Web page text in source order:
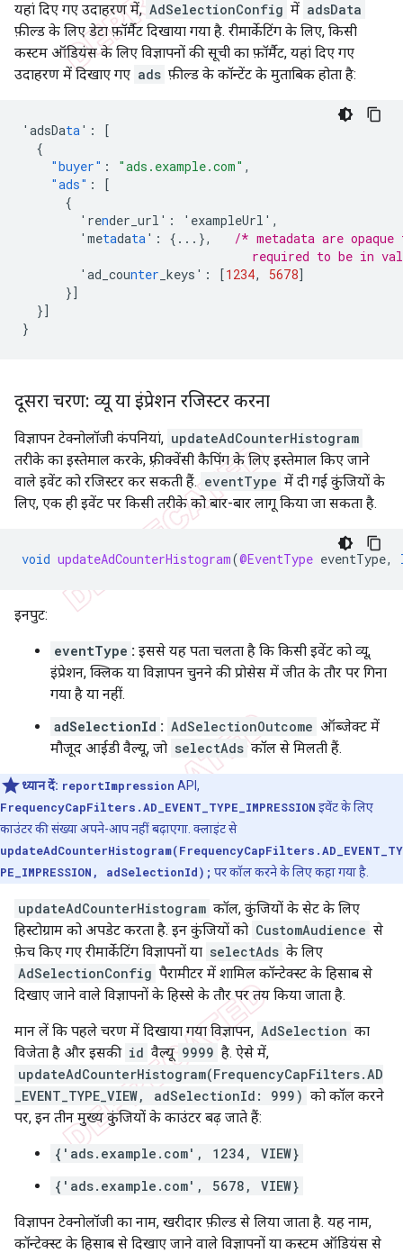
यहां दिए गए उदाहरण में, AdSelectionConfig में adsData
फ़ील्ड के लिए डेटा फ़ॉर्मैट दिखाया गया है. रीमार्केटिंग के लिए, किसी
कस्टम ऑडियंस के लिए विज्ञापनों की सूची का फ़ॉर्मैट, यहां दिए गए
उदाहरण में दिखाए गए ads फ़ील्ड के कॉन्टेंट के मुताबिक होता है:
'adsData ' :
[
{
"buyer" : "ads.example.com" ,
"ads" :
[
{
'render_url' : 'exampleUrl' ,
'metadata ' : { ... },
/* metadata are
required to be in
'ad_counter _keys' : [1234, 5678]
}]
}]
}
दूसरा चरण: व्यू या इंप्रेशन रजिस्टर करना
विज्ञापन टेक्नोलॉजी कंपनियां, updateAdCounterHistogram
तरीके का इस्तेमाल करके, फ़्रीक्वेंसी कैपिंग के लिए इस्तेमाल किए जाने
वाले इवेंट को रजिस्टर कर सकती हैं. eventType में दी गई कुंजियों के
लिए, एक ही इवेंट पर किसी तरीके को बार-बार लागू किया जा सकता है.
void updateAdCounterHistogram(@EventType eventType,
इनपुट:
eventType : इससे यह पता चलता है कि किसी इवेंट को व्यू,
इंप्रेशन, क्लिक या विज्ञापन चुनने की प्रोसेस में जीत के तौर पर गिना
गया है या नहीं.
adSelectionId : AdSelectionOutcome ऑब्जेक्ट में
मौजूद आईडी वैल्यू, जो selectAds कॉल से मिलती हैं.
ध्यान दें: reportImpression API,
FrequencyCapFilters.AD_EVENT_TYPE_IMPRESSION इवेंट के लिए
काउंटर की संख्या अपने-आप नहीं बढ़ाएगा. क्लाइंट से
updateAdCounterHistogram(FrequencyCapFilters.AD_EVENT_TY
PE_IMPRESSION, adSelectionId); पर कॉल करने के लिए कहा गया है.
updateAdCounterHistogram कॉल, कुंजियों के सेट के लिए
हिस्टोग्राम को अपडेट करता है. इन कुंजियों को CustomAudience से
फ़ेच किए गए रीमार्केटिंग विज्ञापनों या selectAds के लिए
AdSelectionConfig पैरामीटर में शामिल कॉन्टेक्स्ट के हिसाब से
दिखाए जाने वाले विज्ञापनों के हिस्से के तौर पर तय किया जाता है.
मान लें कि पहले चरण में दिखाया गया विज्ञापन, AdSelection का
विजेता है और इसकी id वैल्यू 9999 है. ऐसे में,
updateAdCounterHistogram(FrequencyCapFilters.AD
_EVENT_TYPE_VIEW, adSelectionId: 999) को कॉल करने
पर, इन तीन मुख्य कुंजियों के काउंटर बढ़ जाते हैं:
{'ads.example.com', 1234, VIEW}
{'ads.example.com', 5678, VIEW}
विज्ञापन टेक्नोलॉजी का नाम, खरीदार फ़ील्ड से लिया जाता है. यह नाम,
कॉन्टेक्स्ट के हिसाब से दिखाए जाने वाले विज्ञापनों या कस्टम ऑडियंस से